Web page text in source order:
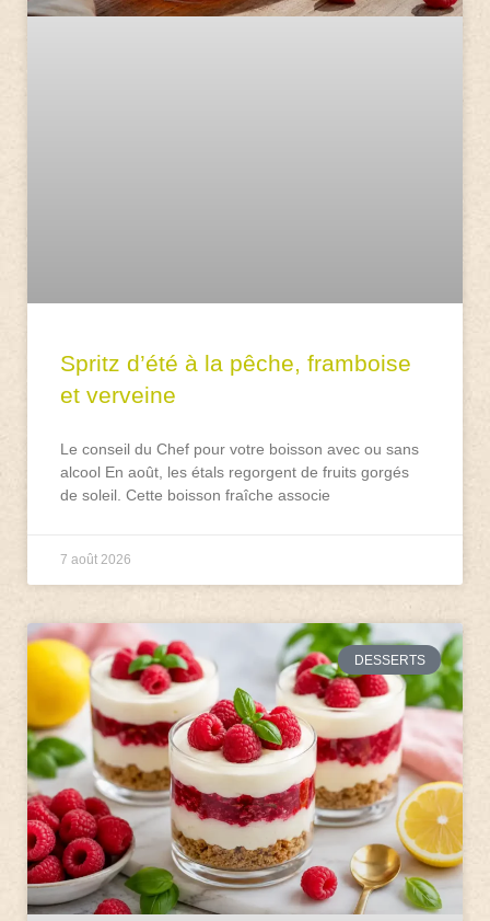
Spritz d’été à la pêche, framboise
et verveine
Le conseil du Chef pour votre boisson avec ou sans
alcool En août, les étals regorgent de fruits gorgés
de soleil. Cette boisson fraîche associe
7 août 2026
DESSERTS